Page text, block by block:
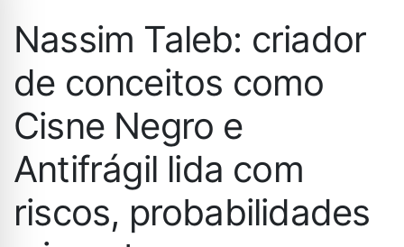
Nassim Taleb: criador
de conceitos como
Cisne Negro e
Antifrágil lida com
riscos, probabilidades